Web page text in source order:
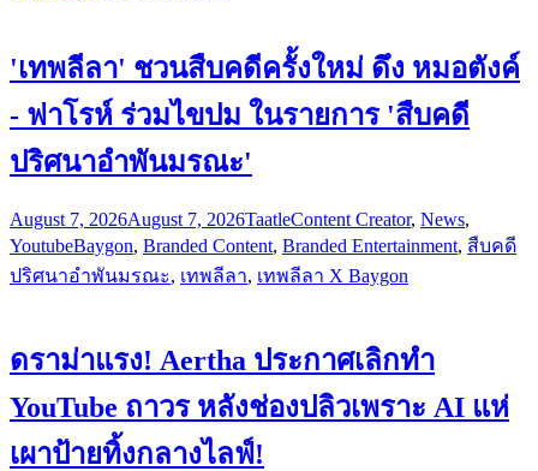
'เทพลีลา' ชวนสืบคดีครั้งใหม่ ดึง หมอตังค์
- ฟาโรห์ ร่วมไขปม ในรายการ 'สืบคดี
ปริศนาอำพันมรณะ'
August 7, 2026August 7, 2026TaatleContent Creator, News,
YoutubeBaygon, Branded Content, Branded Entertainment, สืบคดี
ปริศนาอำพันมรณะ, เทพลีลา, เทพลีลา X Baygon
ดราม่าแรง! Aertha ประกาศเลิกทำ
YouTube ถาวร หลังช่องปลิวเพราะ AI แห่
เผาป้ายทิ้งกลางไลฟ์!